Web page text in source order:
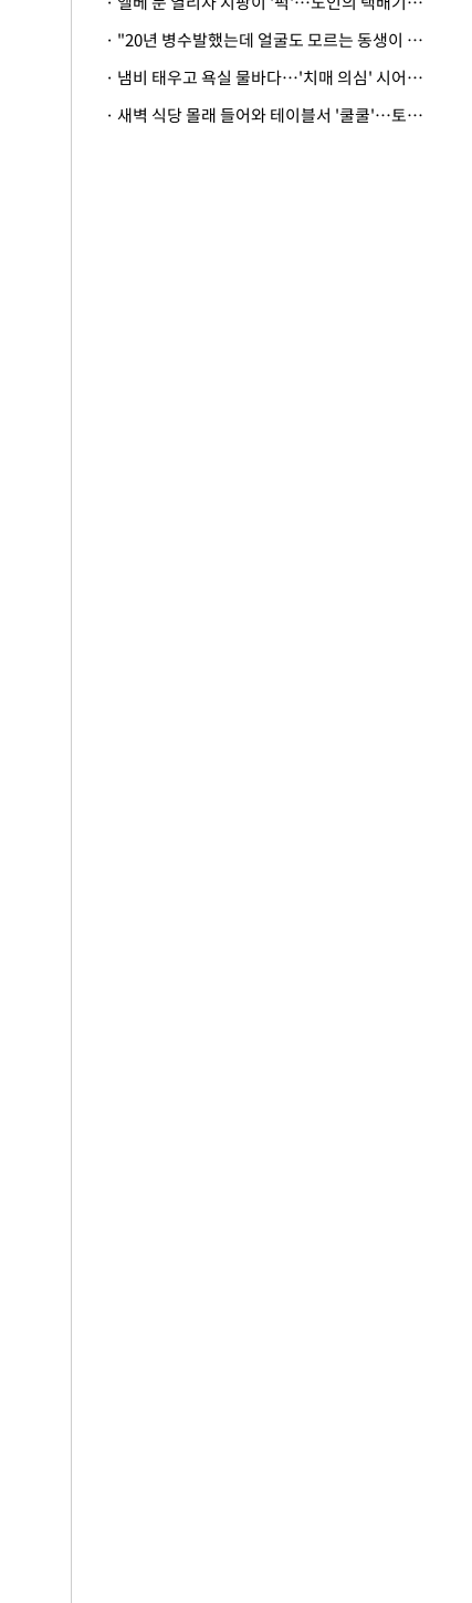
· "20년 병수발했는데 얼굴도 모르는 동생이 유산 절반을"…배다른 형제 상속권 있을까
· 냄비 태우고 욕실 물바다…'치매 의심' 시어머니 검사 권유했다가 '날벼락'
· 새벽 식당 몰래 들어와 테이블서 '쿨쿨'…토사물 남기고 사라진 남성